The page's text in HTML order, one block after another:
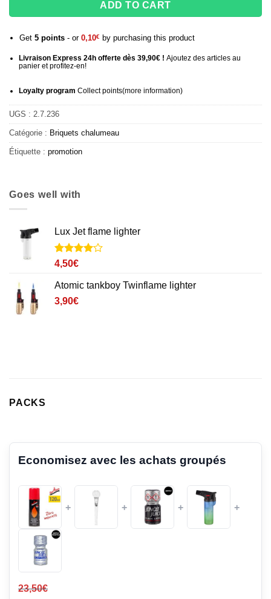
ADD TO CART
Get 5points- or 0,10€ by purchasing this product
Livraison Express 24h offerte dès 39,90€ ! Ajoutez des articles au
panier et profitez-en!
Loyalty program Collect points(more information)
UGS : 2.7.236
Catégorie : Briquets chalumeau
Étiquette : promotion
Goes well with
Lux Jet flame lighter
Noté4
basé sur
1
notation
client
4,50€
Atomic tankboy Twinflame lighter
3,90€
PACKS
Economisez avec les achats groupés
+ + + +
23,50€